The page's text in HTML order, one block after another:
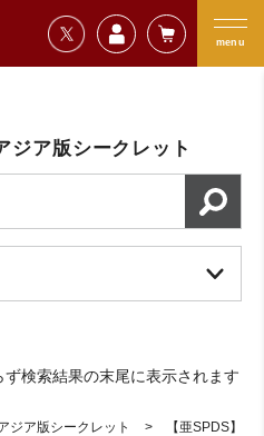
menu
安TCG通販
ア版シークレット
検索結果の末尾に表示されます
ア版シークレット 【亜SPDS】